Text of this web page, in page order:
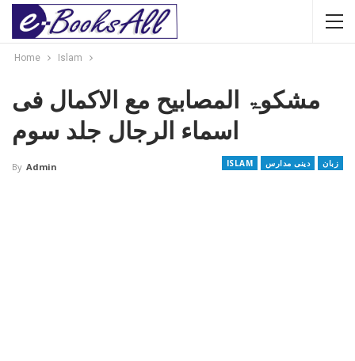
Home Islam
مشکوۃ المصابیح مع الاکمال فی
اسماء الرجال جلد سوم
ISLAM دینی مدارس زبان By Admin